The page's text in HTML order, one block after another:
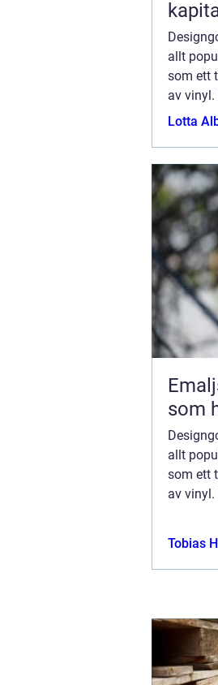
allt
som ett
av vinyl.
det är
Lotta
Emaljskylt
som
allt
som ett
av vinyl.
Tobias